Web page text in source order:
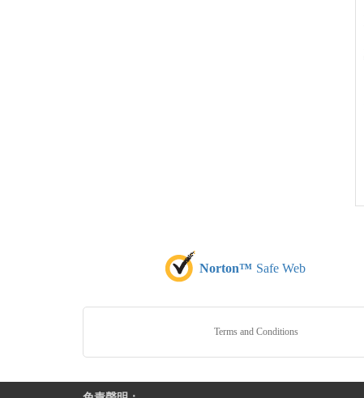
Norton™ Safe Web
Terms and Conditions